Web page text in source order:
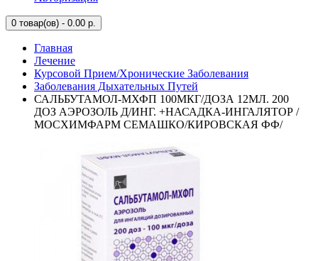
0 товар(ов) - 0.00 р.
Главная
Лечение
Курсовой Прием/Хронические Заболевания
Заболевания Дыхательных Путей
САЛЬБУТАМОЛ-МХФП 100МКГ/ДОЗА 12МЛ. 200
ДОЗ АЭРОЗОЛЬ Д/ИНГ. +НАСАДКА-ИНГАЛЯТОР /
МОСХИМФАРМ СЕМАШКО/КИРОВСКАЯ ФФ/